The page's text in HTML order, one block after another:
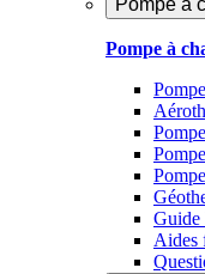
Pompe à
Pompe à
Guide
Aides